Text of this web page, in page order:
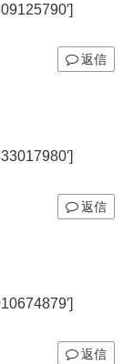
返信
返信
返信